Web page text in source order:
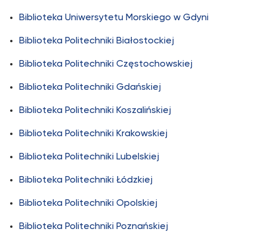
Biblioteka Uniwersytetu Morskiego w Gdyni
Biblioteka Politechniki Białostockiej
Biblioteka Politechniki Częstochowskiej
Biblioteka Politechniki Gdańskiej
Biblioteka Politechniki Koszalińskiej
Biblioteka Politechniki Krakowskiej
Biblioteka Politechniki Lubelskiej
Biblioteka Politechniki Łódzkiej
Biblioteka Politechniki Opolskiej
Biblioteka Politechniki Poznańskiej